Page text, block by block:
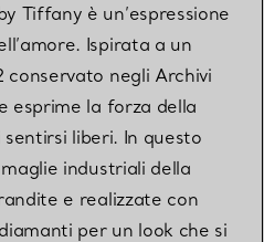
Tiffany è un’espressione
Ispirata a un
conservato negli Archivi
esprime la forza della
liberi. In questo
industriali della
e realizzate con
per un look che si